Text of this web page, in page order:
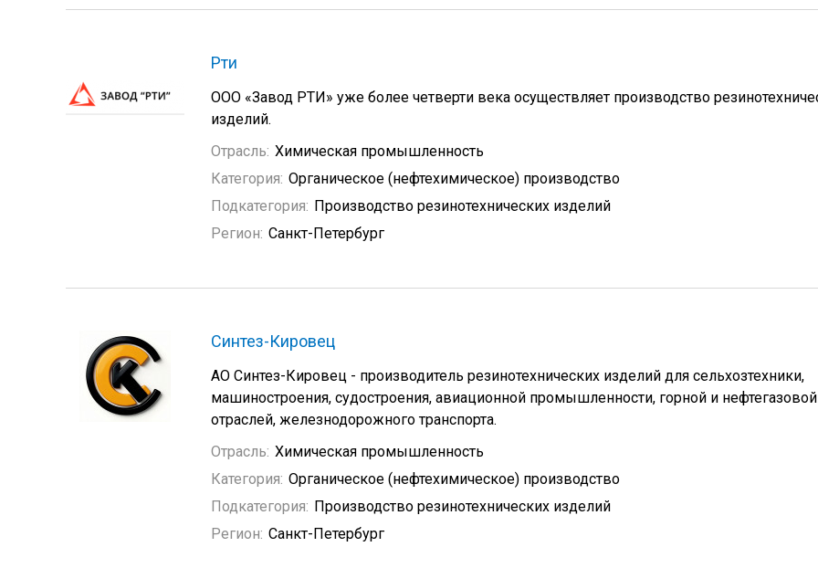
Рти
ООО «Завод РТИ» уже более четверти века осуществляет производство
изделий.
Отрасль: Химическая промышленность
Категория: Органическое (нефтехимическое) производство
Подкатегория: Производство резинотехнических изделий
Регион: Санкт-Петербург
Синтез-Кировец
АО Синтез-Кировец - производитель резинотехнических изделий для сельхозтехники,
машиностроения, судостроения, авиационной промышленности, горной и нефтегазовой
отраслей, железнодорожного транспорта.
Отрасль: Химическая промышленность
Категория: Органическое (нефтехимическое) производство
Подкатегория: Производство резинотехнических изделий
Регион: Санкт-Петербург